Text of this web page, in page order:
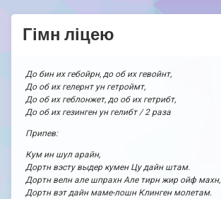
Гімн ліцею
До бин их гебойрн, до об их гевойнт,
До об их гелернт ун гетроймт,
До об их геблонжет, до об их гетрибт,
До об их гезинген ун гелибт / 2 раза
Припев:
Кум ин шул арайн,
Дортн вэсту выдер кумен Цу дайн штам.
Дортн велн але шпрахн Але тирн жир ойф махн,
Дортн вэт дайн маме-лошн Клинген молетам.